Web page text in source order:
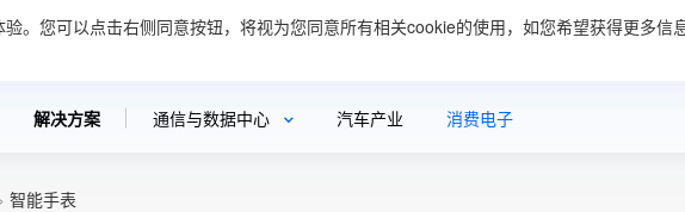
。您可以点击右侧同意按钮，将视为您同意所有相关cookie的使用，如您希望获得更多信
案
解决方案 通信与数据中心 汽车产业 消费电子
创新与技术 新闻资讯 可持续发展 投资者关系 关于立讯
智能手表